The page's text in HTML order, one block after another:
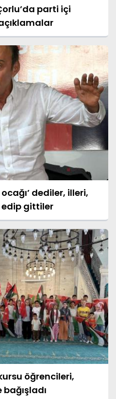
parti içi
dediler, illeri,
gittiler
öğrencileri,
bağışladı